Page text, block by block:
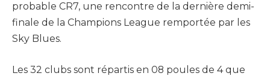
probable CR7, une rencontre de la dernière demi-
finale de la Champions League remportée par les
Sky Blues.
Les 32 clubs sont répartis en 08 poules de 4 que